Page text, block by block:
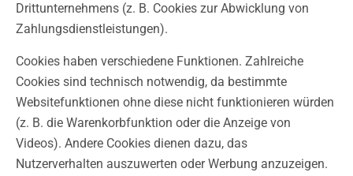
Drittunternehmens (z. B. Cookies zur Abwicklung von
Zahlungsdienstleistungen).
Cookies haben verschiedene Funktionen. Zahlreiche
Cookies sind technisch notwendig, da bestimmte
Websitefunktionen ohne diese nicht funktionieren würden
(z. B. die Warenkorbfunktion oder die Anzeige von
Videos). Andere Cookies dienen dazu, das
Nutzerverhalten auszuwerten oder Werbung anzuzeigen.